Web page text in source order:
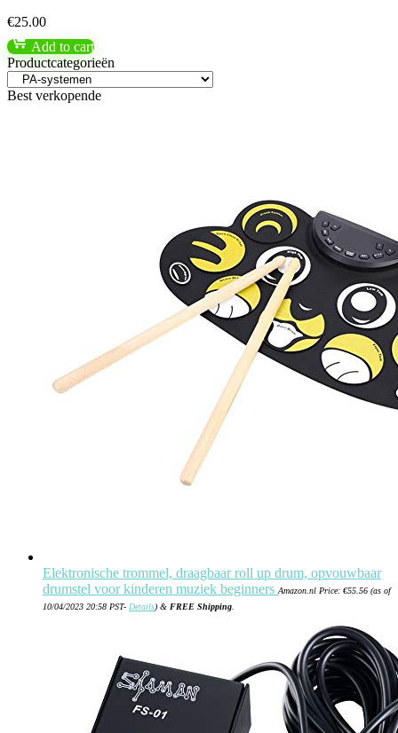
€25.00
Add to cart
Productcategorieën
Best verkopende
Elektronische trommel, draagbaar roll up drum, opvouwbaar
drumstel voor kinderen muziek beginners Amazon.nl Price: €55.56 (as of
10/04/2023 20:58 PST- Details) & FREE Shipping